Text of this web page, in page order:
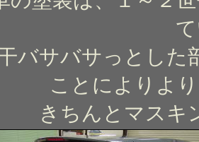
バサバサっとし
ことによりよ
きちんとマスキ